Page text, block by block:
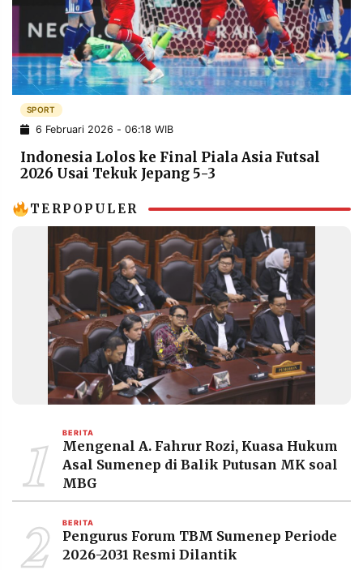
INFORMASI
PRIVACY
POLICY
BERITA
WARGA
INFORMASI
IKLAN
KIRIM
PENGADUAN TERM
SERVICE
IKUTI
RESOLUSI
PRAMUDITA
2026
PT.
SPORT
6 Februari 2026 - 06:18 WIB
Indonesia Lolos ke Final Piala Asia Futsal
2026 Usai Tekuk Jepang 5-3
TERPOPULER
1 BERITA
Mengenal A. Fahrur Rozi, Kuasa Hukum
Asal Sumenep di Balik Putusan MK soal
MBG
2 BERITA
Pengurus Forum TBM Sumenep Periode
2026-2031 Resmi Dilantik